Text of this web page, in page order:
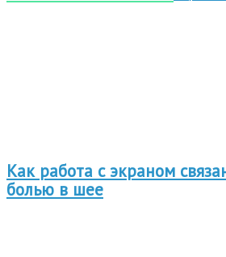
Как работа с экраном
болью в шее